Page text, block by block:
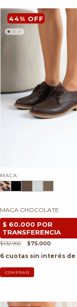
44% OFF
MACA:
MACA CHOCOLATE
$132.900 $75.000
6 cuotas sin interés de
COMPRAR